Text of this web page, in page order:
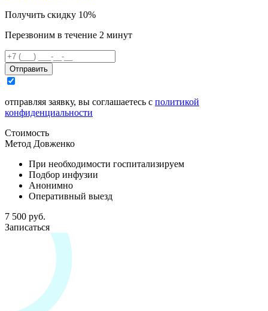
Получить скидку 10%
Перезвоним в течение 2 минут
Отправить
отправляя заявку, вы соглашаетесь с политикой
конфиденциальности
Стоимость
Метод Довженко
При необходимости госпитализируем
Подбор инфузии
Анонимно
Оперативный выезд
7 500 руб.
Записаться